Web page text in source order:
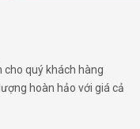
quý khách hàng
hoàn hảo với giá cả